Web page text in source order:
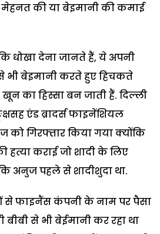
की या बेइमानी की कमाई
धोखा देना जानते हैं, ये अपनी
भी बेइमानी करते हुए हिचकते
का हिस्सा बन जाती हैं. दिल्ली
एंड ब्रादर्स फाइनेंशियल
गिरफ्तार किया गया क्योंकि
हत्या कराई जो शादी के लिए
अनुज पहले से शादीशुदा था.
से फाइनैंस कंपनी के नाम पर पैसा
से भी बेईमानी कर रहा था